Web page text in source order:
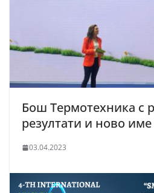
Бош Термотехника с
резултати и ново име
03.04.2023